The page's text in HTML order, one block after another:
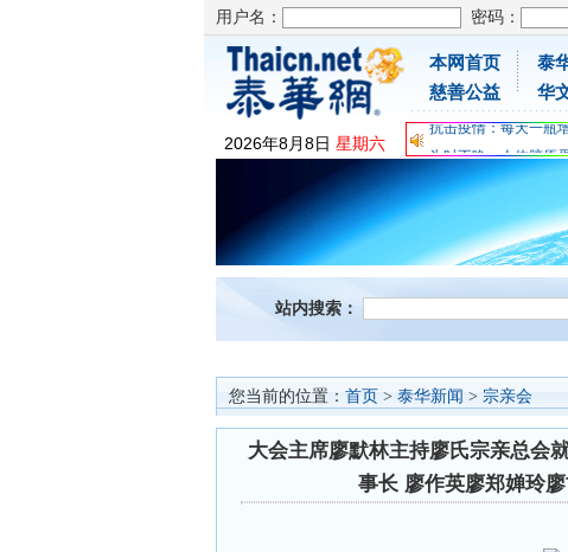
用户名： 密码：
2026年8月8日 星期六
本网首页
慈善公益
泰
华
为时不晚，人体胶原
关爱儿童健康，免费
抗击疫情：每天一瓶
为时不晚，人体胶原
关爱儿童健康，免
抗击疫情：每天一瓶
站内搜索：
您当前的位置： 首页 > 泰华新闻 > 宗亲会
大会主席廖默林主持廖氏宗亲总会
事长 廖作英廖郑婵玲